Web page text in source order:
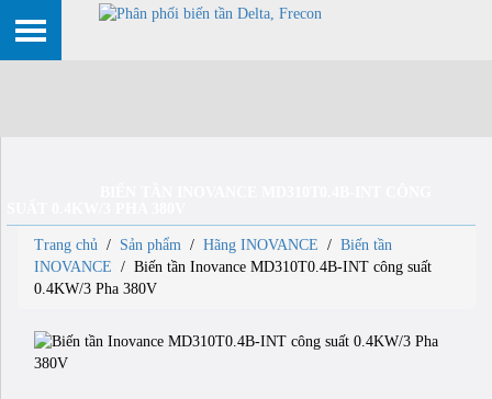
Trang chủ / Sản phẩm / Hãng INOVANCE / Biến tần
INOVANCE / Biến tần Inovance MD310T0.4B-INT công suất
0.4KW/3 Pha 380V